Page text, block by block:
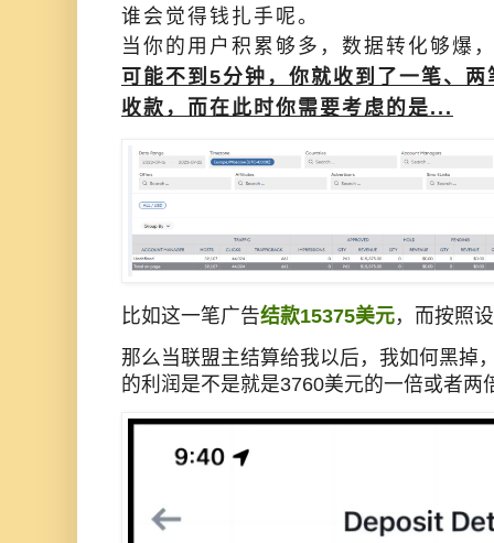
谁会觉得钱扎手呢。
当你的用户积累够多，数据转化够爆
可能不到5分钟，你就收到了一笔、
收款，而在此时你需要考虑的是...
比如这一笔广告结款15375美元，而按照
那么当联盟主结算给我以后，我如何黑掉
的利润是不是就是3760美元的一倍或者两